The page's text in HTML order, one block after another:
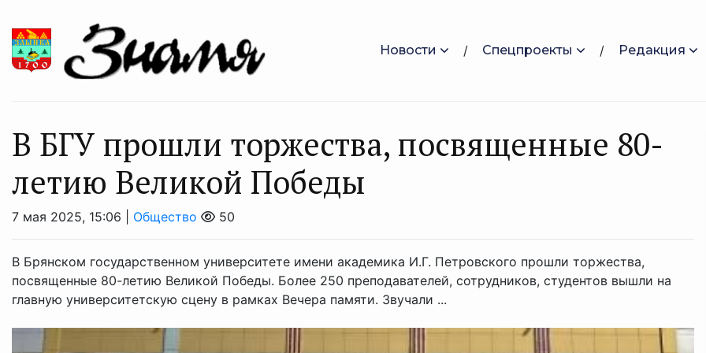
Новости Спецпроекты Редакция
В БГУ прошли торжества, посвященные 80-
летию Великой Победы
7 мая 2025, 15:06 | Общество 50
В Брянском государственном университете имени академика И.Г. Петровского прошли торжества,
посвященные 80-летию Великой Победы. Более 250 преподавателей, сотрудников, студентов вышли на
главную университетскую сцену в рамках Вечера памяти. Звучали ...